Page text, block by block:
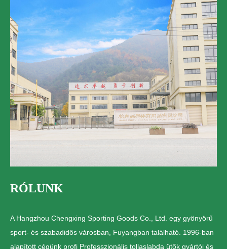
RÓLUNK
A Hangzhou Chengxing Sporting Goods Co., Ltd. egy gyönyörű
sport- és szabadidős városban, Fuyangban található. 1996-ban
alapított cégünk profi Professzionális tollaslabda ütők gyártói és